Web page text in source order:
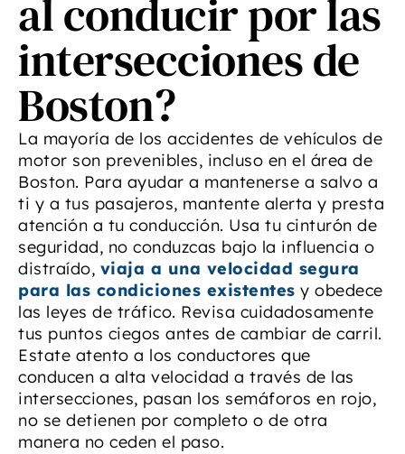
al conducir por las
intersecciones de
Boston?
La mayoría de los accidentes de vehículos de
motor son prevenibles, incluso en el área de
Boston. Para ayudar a mantenerse a salvo a
ti y a tus pasajeros, mantente alerta y presta
atención a tu conducción. Usa tu cinturón de
seguridad, no conduzcas bajo la influencia o
distraído, viaja a una velocidad segura
para las condiciones existentes y obedece
las leyes de tráfico. Revisa cuidadosamente
tus puntos ciegos antes de cambiar de carril.
Estate atento a los conductores que
conducen a alta velocidad a través de las
intersecciones, pasan los semáforos en rojo,
no se detienen por completo o de otra
manera no ceden el paso.